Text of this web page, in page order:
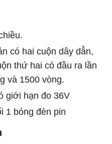
có hai cuộn dây dẫn,
thứ hai có đầu ra lần
và 1500 vòng.
giới hạn đo 36V
1 bóng đèn pin